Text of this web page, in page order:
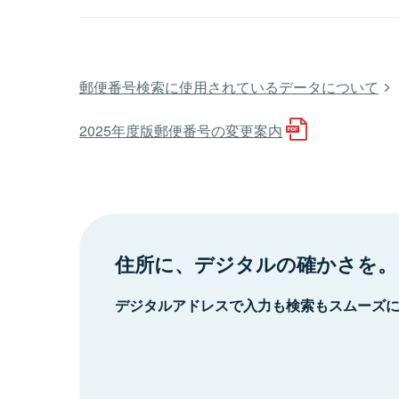
郵便番号検索に使用されているデータについて
2025年度版郵便番号の変更案内
住所に、デジタルの確かさを。
デジタルアドレスで入力も検索もスムーズ